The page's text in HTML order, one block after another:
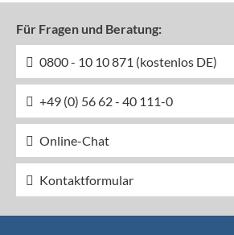
Für Fragen und Beratung:
0800 - 10 10 871 (kostenlos DE)
+49 (0) 56 62 - 40 111-0
Online-Chat
Kontaktformular